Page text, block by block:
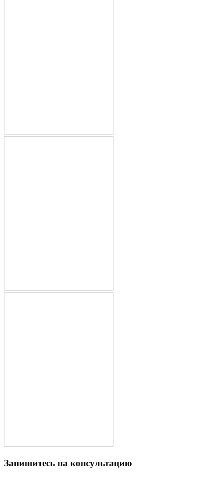
Запишитесь на консультацию